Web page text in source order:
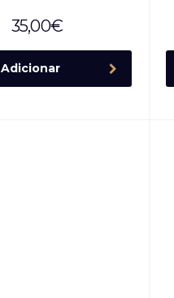
35,00€
Adicionar